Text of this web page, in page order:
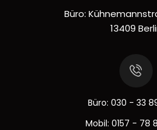
Büro:
13409
Büro: 030 - 33
Mobil: 0157 - 78